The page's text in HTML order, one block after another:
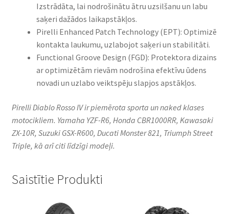
Izstrādāta, lai nodrošinātu ātru uzsilšanu un labu
saķeri dažādos laikapstākļos.
Pirelli Enhanced Patch Technology (EPT): Optimizē
kontakta laukumu, uzlabojot saķeri un stabilitāti.
Functional Groove Design (FGD): Protektora dizains
ar optimizētām rievām nodrošina efektīvu ūdens
novadi un uzlabo veiktspēju slapjos apstākļos.
Pirelli Diablo Rosso IV ir piemērota sporta un naked klases
motocikliem. Yamaha YZF-R6, Honda CBR1000RR, Kawasaki
ZX-10R, Suzuki GSX-R600, Ducati Monster 821, Triumph Street
Triple, kā arī citi līdzīgi modeļi.
Saistītie Produkti